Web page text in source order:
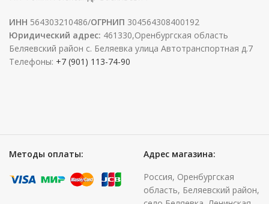
ИНН 564303210486/ОГРНИП 304564308400192
Юридический адрес: 461330,Оренбургская область
Беляевский район с. Беляевка улица Автотранспортная д.7
Телефоны: +7 (901) 113-74-90
Методы оплаты:
Адрес магазина:
Россия, Оренбургская
область, Беляевский район,